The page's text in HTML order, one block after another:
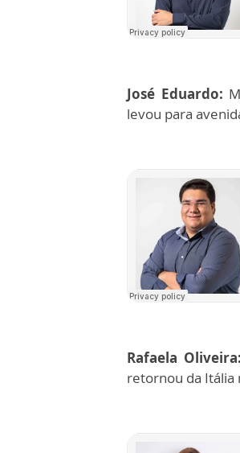
José Eduardo:
levou para
Rafaela Oliveira:
retornou da Itália